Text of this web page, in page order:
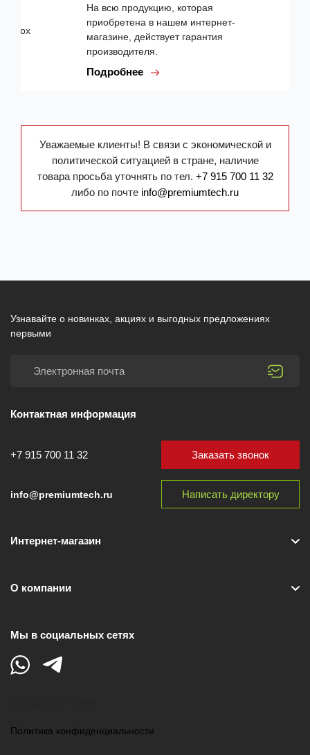
На всю продукцию, которая
приобретена в нашем интернет-
магазине, действует гарантия
производителя.
Подробнее
Уважаемые клиенты! В связи с экономической и
политической ситуацией в стране, наличие
товара просьба уточнять по тел. +7 915 700 11 32
либо по почте info@premiumtech.ru
Узнавайте о новинках, акциях и выгодных предложениях
первыми
Контактная информация
+7 915 700 11 32
info@premiumtech.ru
Заказать звонок
Написать директору
Интернет-магазин
О компании
Мы в социальных сетях
Политика конфиденциальности